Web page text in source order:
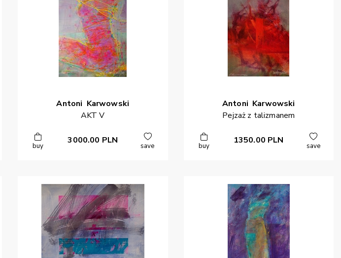
Antoni Karwowski
AKT V
buy
3000.00 PLN
save
Antoni Karwowski
Pejzaż z talizmanem
buy
1350.00 PLN
save